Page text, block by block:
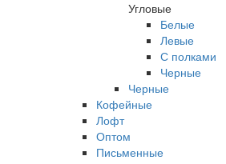
Угловые
Белые
Левые
С полками
Черные
Черные
Кофейные
Лофт
Оптом
Письменные